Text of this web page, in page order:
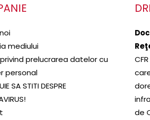
mediului
prelucrarea datelor cu
personal
SA STITI DESPRE
de